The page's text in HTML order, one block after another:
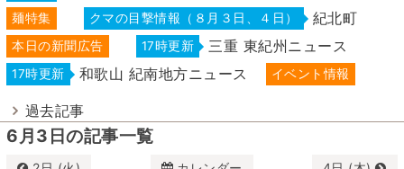
麺特集 クマの目撃情報（８月３日、４日） 紀北町
本日の新聞広告 17時更新 三重 東紀州ニュース
17時更新 和歌山 紀南地方ニュース イベント情報
過去記事
6月3日の記事一覧